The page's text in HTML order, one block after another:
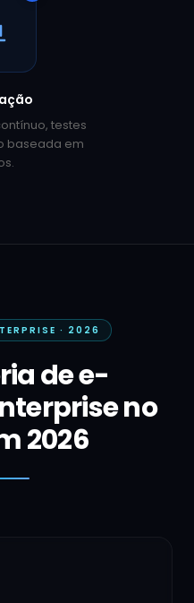
testes
baseada em
· 2026
de e-
no
2026